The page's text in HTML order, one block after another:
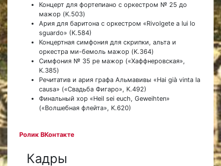
Концерт для фортепиано с оркестром № 25 до
мажор (K.503)
Ария для баритона с оркестром «Rivolgete a lui lo
sguardo» (K.584)
Концертная симфония для скрипки, альта и
оркестра ми-бемоль мажор (K.364)
Симфония № 35 ре мажор («Хаффнеровская»,
K.385)
Речитатив и ария графа Альмавивы «Hai già vinta la
causa» («Свадьба Фигаро», K.492)
Финальный хор «Heil sei euch, Geweihten»
(«Волшебная флейта», K.620)
Ролик ВКонтакте
Кадры